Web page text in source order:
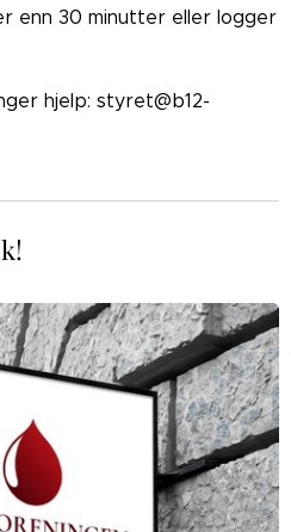
enn 30 minutter eller logger
hjelp: styret@b12-